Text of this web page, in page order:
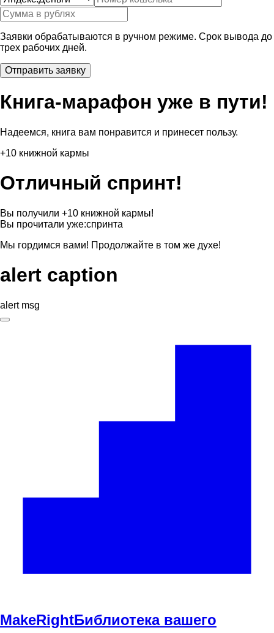
Заявки обрабатываются в ручном режиме. Срок вывода до
трех рабочих дней.
Книга-марафон уже в пути!
Надеемся, книга вам понравится и принесет пользу.
+10 книжной кармы
Отличный спринт!
Вы получили +10 книжной кармы!
Вы прочитали уже:спринта
Мы гордимся вами! Продолжайте в том же духе!
alert caption
alert msg
MakeRightБиблиотека вашего